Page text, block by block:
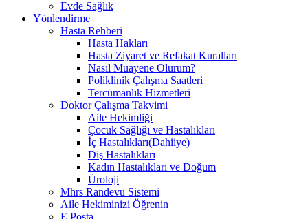
Evde Sağlık
Yönlendirme
Hasta Rehberi
Hasta Hakları
Hasta Ziyaret ve Refakat Kuralları
Nasıl Muayene Olurum?
Poliklinik Çalışma Saatleri
Tercümanlık Hizmetleri
Doktor Çalışma Takvimi
Aile Hekimliği
Çocuk Sağlığı ve Hastalıkları
İç Hastalıkları(Dahiiye)
Diş Hastalıkları
Kadın Hastalıkları ve Doğum
Üroloji
Mhrs Randevu Sistemi
Aile Hekiminizi Öğrenin
E.Posta